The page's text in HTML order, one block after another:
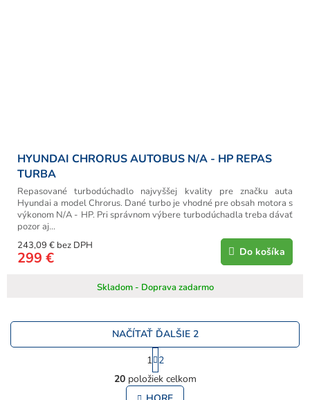
HYUNDAI CHRORUS AUTOBUS N/A - HP REPAS
TURBA
Skladom - Doprava zadarmo
243,09 € bez DPH
299 € Do košíka
Repasované turbodúchadlo najvyššej kvality pre značku auta
Hyundai a model Chrorus. Dané turbo je vhodné pre obsah motora s
výkonom N/A - HP. Pri správnom výbere turbodúchadla treba dávať
pozor aj...
O
v
NAČÍTAŤ ĎALŠIE 2
S
t
r
á
1 2
20položiek celkom